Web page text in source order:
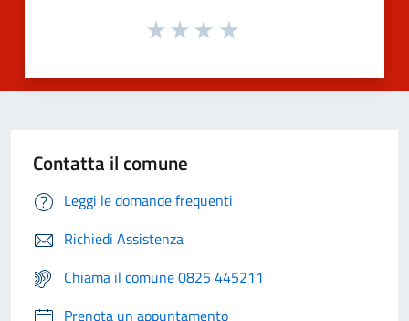
Contatta il comune
Leggi le domande frequenti
Richiedi Assistenza
Chiama il comune 0825 445211
Prenota un appuntamento